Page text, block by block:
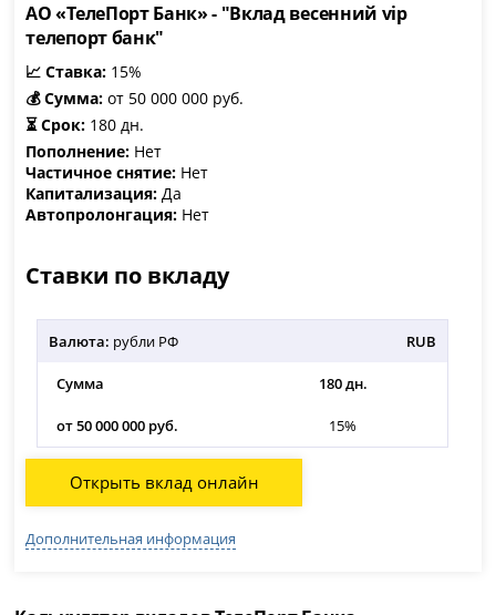
АО «ТелеПорт Банк» - "Вклад весенний vip
телепорт банк"
📈 Ставка: 15%
💰 Сумма: от 50 000 000 руб.
⏳ Срок: 180 дн.
Пополнение: Нет
Частичное снятие: Нет
Капитализация: Да
Автопролонгация: Нет
Ставки по вкладу
Валюта: рубли РФ RUB
Сумма 180 дн.
от 50 000 000 руб. 15%
Открыть вклад онлайн
Дополнительная информация